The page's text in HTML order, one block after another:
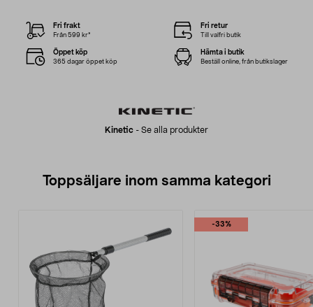
Kinetic - Se alla produkter
Fri frakt
Från 599 kr*
Fri retur
Till valfri butik
Öppet köp
365 dagar öppet köp
Hämta i butik
Beställ online, från butikslager
Toppsäljare inom samma kategori
-33%